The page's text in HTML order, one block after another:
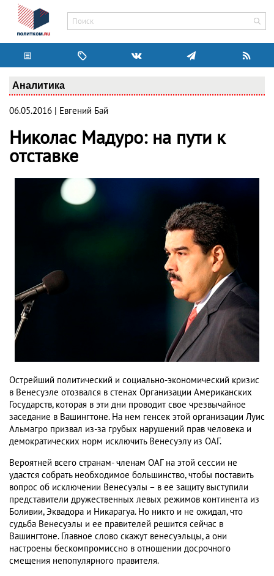
Аналитика
06.05.2016 | Евгений Бай
Николас Мадуро: на пути к
отставке
Острейший политический и социально-экономический кризис
в Венесуэле отозвался в стенах Организации Американских
Государств, которая в эти дни проводит свое чрезвычайное
заседание в Вашингтоне. На нем генсек этой организации Луис
Альмагро призвал из-за грубых нарушений прав человека и
демократических норм исключить Венесуэлу из ОАГ.
Вероятней всего странам- членам ОАГ на этой сессии не
удастся собрать необходимое большинство, чтобы поставить
вопрос об исключении Венесуэлы – в ее защиту выступили
представители дружественных левых режимов континента из
Боливии, Эквадора и Никарагуа. Но никто и не ожидал, что
судьба Венесуэлы и ее правителей решится сейчас в
Вашингтоне. Главное слово скажут венесуэльцы, а они
настроены бескомпромиссно в отношении досрочного
смещения непопулярного правителя.